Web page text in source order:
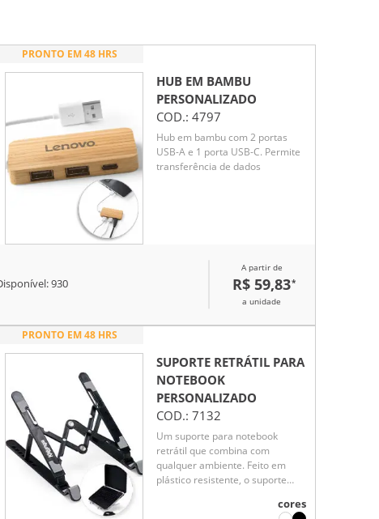
PRONTO EM 48 HRS
HUB EM BAMBU
PERSONALIZADO
COD.: 4797
Hub em bambu com 2 portas
USB-A e 1 porta USB-C. Permite
transferência de dados
930
A partir de
R$ 59,83*
a unidade
PRONTO EM 48 HRS
SUPORTE RETRÁTIL PARA
NOTEBOOK
PERSONALIZADO
COD.: 7132
Um suporte para notebook
retrátil que combina com
qualquer ambiente. Feito em
plástico resistente, o suporte
cores